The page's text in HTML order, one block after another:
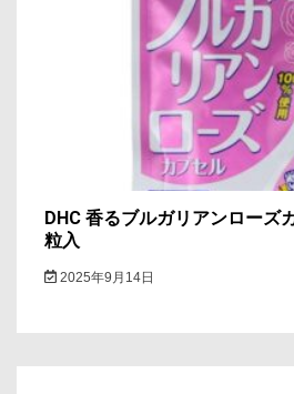
DHC 香るブルガリアンローズ
粒入
2025年9月14日